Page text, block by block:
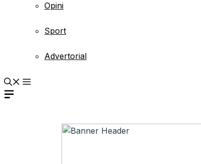
Opini
Sport
Advertorial